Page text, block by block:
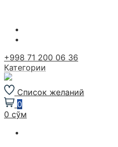
Перейти
+998 71 200 06 36
Категории
Список желаний
0
0 сўм